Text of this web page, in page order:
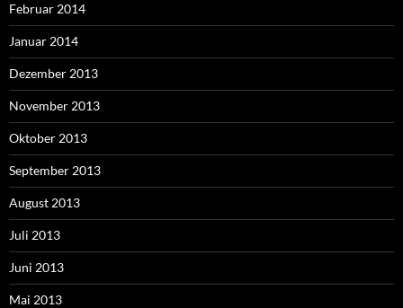
Februar 2014
Januar 2014
Dezember 2013
November 2013
Oktober 2013
September 2013
August 2013
Juli 2013
Juni 2013
Mai 2013